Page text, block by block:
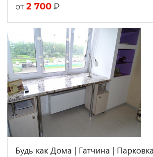
от 2 700 ₽
Будь как Дома | Гатчина | Парковка